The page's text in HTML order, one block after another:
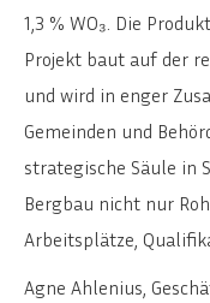
1,3 % WO₃. Die
Projekt baut auf der
und wird in enger
Gemeinden und
strategische Säule in
Bergbau nicht nur
Arbeitsplätze,
Agne Ahlenius,